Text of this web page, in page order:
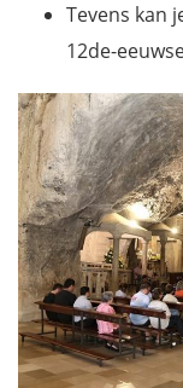
Tevens kan
12de-